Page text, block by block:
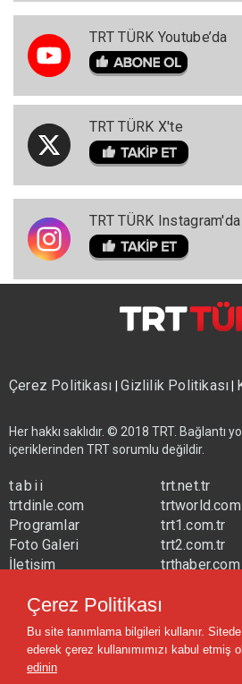
TRT TÜRK Youtube’da
TRT TÜRK X'te
TRT TÜRK Instagram'da
Çerez Politikası|Gizlilik Politikası|
Her hakkı saklıdır. © 2018 TRT. Bağlantı
içeriklerinden TRT sorumlu değildir.
tabii
trtdinle.com
Programlar
Foto Galeri
İletişim
trt.net.tr
trtworld.com
trt1.com.tr
trt2.com.tr
trthaber.com
trtavaz.com.tr
trtmuzik.net.tr
trtcocuk.net.tr
Çerez Politikası
Bu site tanımlama bilgileri kullanır.
ederek çerez kullanımımızı kabul etmiş
edinin